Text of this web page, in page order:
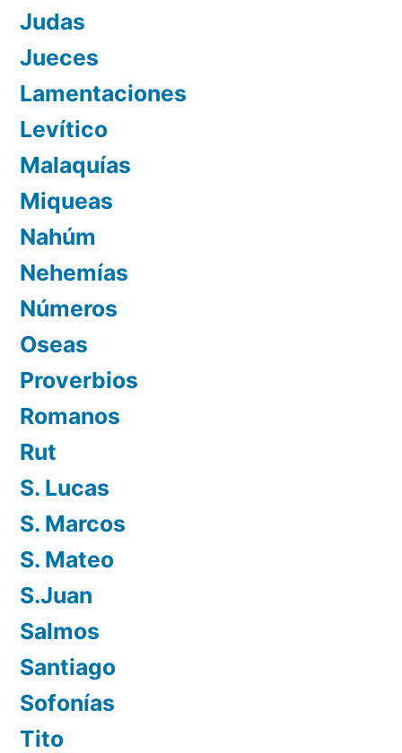
Judas
Jueces
Lamentaciones
Levítico
Malaquías
Miqueas
Nahúm
Nehemías
Números
Oseas
Proverbios
Romanos
Rut
S. Lucas
S. Marcos
S. Mateo
S.Juan
Salmos
Santiago
Sofonías
Tito